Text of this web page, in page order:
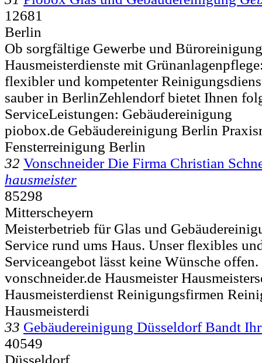
12681
Berlin
Ob sorgfältige Gewerbe und
Hausmeisterdienste mit
flexibler und kompetenter
sauber in BerlinZehlendorf bietet Ihnen
ServiceLeistungen: Gebäudereinigung
piobox.de Gebäudereinigung Berlin
Fensterreinigung Berlin
32 Vonschneider Die Firma Christian
hausmeister
85298
Mitterscheyern
Meisterbetrieb für Glas und
Service rund ums Haus. Unser flexibles
Serviceangebot lässt keine Wünsche offen.
vonschneider.de Hausmeister
Hausmeisterdienst Reinigungsfirmen
Hausmeisterdi
33 Gebäudereinigung Düsseldorf Bandt
40549
Düsseldorf